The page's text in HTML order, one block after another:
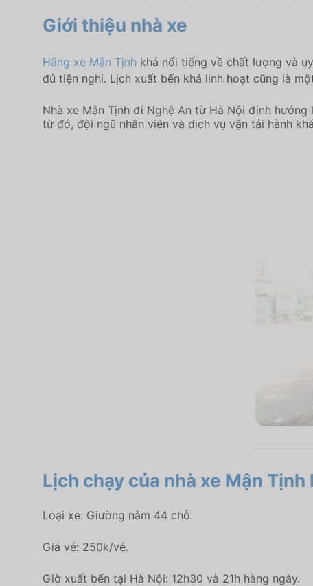
Giới thiệu nhà xe
Hãng xe Mận Tịnh khá nổi tiếng về chất lượng và
đủ tiện nghi. Lịch xuất bến khá linh hoạt cũng là
Nhà xe Mận Tịnh đi Nghệ An từ Hà Nội định
từ đó, đội ngũ nhân viên và dịch vụ vận tải hành
Lịch chạy của nhà xe Mận Tịnh
Loại xe: Giường nằm 44 chỗ.
Giá vé: 250k/vé.
Giờ xuất bến tại Hà Nội: 12h30 và 21h hàng ngày.